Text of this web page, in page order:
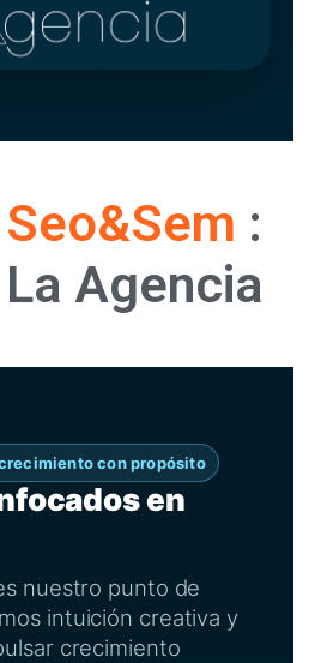
Seo&Sem
:
Agencia
con propósito
en
nuestro punto de
intuición creativa y
crecimiento